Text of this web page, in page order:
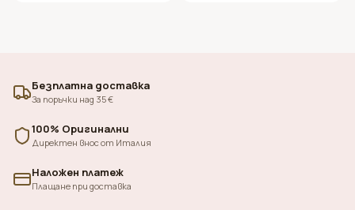
Безплатна доставка
За поръчки над 35 €
100% Оригинални
Директен внос от Италия
Наложен платеж
Плащане при доставка